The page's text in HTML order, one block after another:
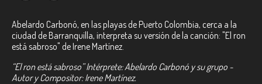
Abelardo Carbonó, en las playas de Puerto Colombia, cerca a la
ciudad de Barranquilla, interpreta su versión de la canción: "El ron
está sabroso" de Irene Martínez.
“El ron está sabroso” Intérprete: Abelardo Carbonó y su grupo -
Autor y Compositor: Irene Martínez.